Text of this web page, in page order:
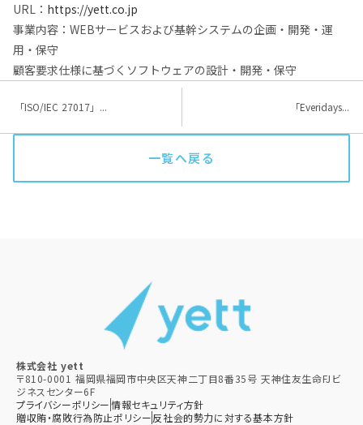
URL： https://yett.co.jp
事業内容：WEBサービスおよび基幹システムの企画・開発・運
用・保守
顧客要求仕様に基づくソフトウェアの設計・開発・保守
「ISO/IEC 27017」... 「Everidays...
一覧へ戻る
株式会社 yett
〒810-0001 福岡県福岡市中央区天神二丁目8番35号 天神住友生命FJビ
ジネスセンター6F
プライバシーポリシー情報セキュリティ方針
贈収賄・腐敗行為防止ポリシー​反社会的勢力に対する基本方針​